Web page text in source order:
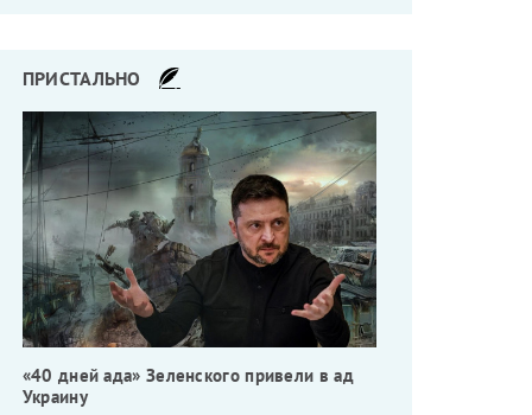
ПРИСТАЛЬНО
«40 дней ада» Зеленского привели в ад
Украину